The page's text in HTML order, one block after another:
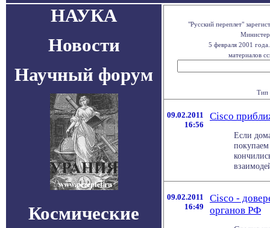
НАУКА
Новости
Научный форум
Космические
"Русский переплет"
5 февраля 2001
материалов
Тип
09.02.2011
16:56
Cisco
Если
09.02.2011
16:49
Cisco -
органов РФ